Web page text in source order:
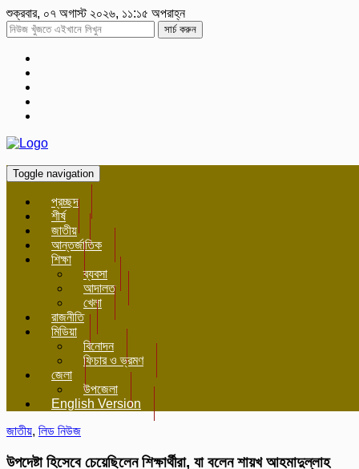
শুক্রবার, ০৭ অগাস্ট ২০২৬, ১১:১৫ অপরাহ্ন
সার্চ করুন
Toggle navigation
প্রচ্ছদ
শীর্ষ
জাতীয়
আন্তর্জাতিক
শিক্ষা
ব্যবসা
আদালত
খেলা
রাজনীতি
মিডিয়া
বিনোদন
ফিচার ও ভ্রমণ
জেলা
উপজেলা
English Version
জাতীয়, লিড নিউজ
উপদেষ্টা হিসেবে চেয়েছিলেন শিক্ষার্থীরা, যা বলেন শায়খ আহমাদুল্লাহ